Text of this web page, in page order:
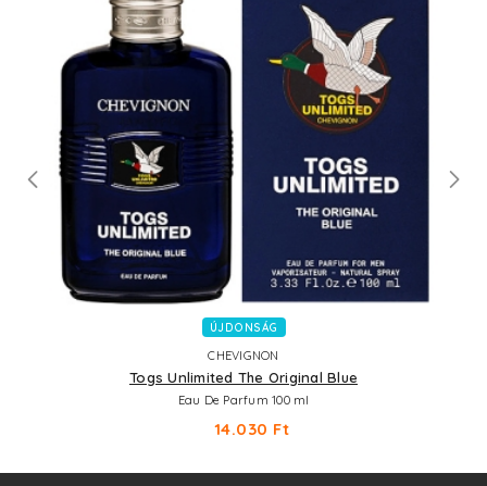
ÚJDONSÁG
CHEVIGNON
Togs Unlimited The Original Blue
Eau De Parfum 100 ml
14.030 Ft